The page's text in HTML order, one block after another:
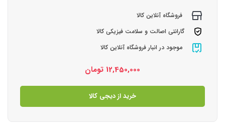
فروشگاه آنلاین کالا
گارانتی اصالت و سلامت فیزیکی کالا
موجود در انبار فروشگاه آنلاین کالا
12,450,000 تومان
خرید از دیجی کالا